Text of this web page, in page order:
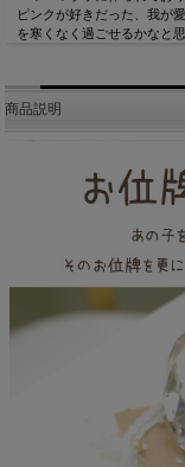
ピンクが好きだった、我が
を寒くなく過ごせるかなと思
商品説明